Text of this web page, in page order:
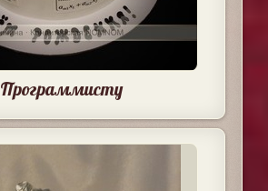
Программисту